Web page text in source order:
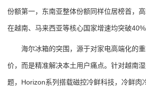
份额第一，东南亚整体份额同样位居榜首，高
在越南、马来西亚等核心国家增速均突破40%
海尔冰箱的突围，源于对家电高端化的重
价，而是精准解决本土用户痛点。针对越南
题，Horizon系列搭载磁控冷鲜科技，冷鲜肉